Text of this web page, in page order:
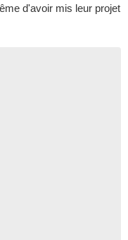
d'avoir mis leur projet